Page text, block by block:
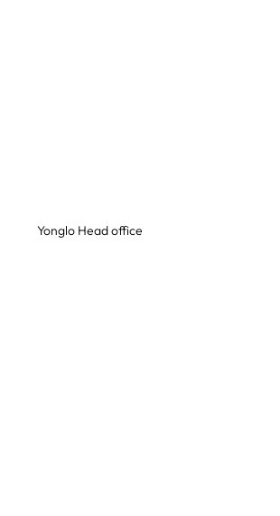
Yonglo Head office